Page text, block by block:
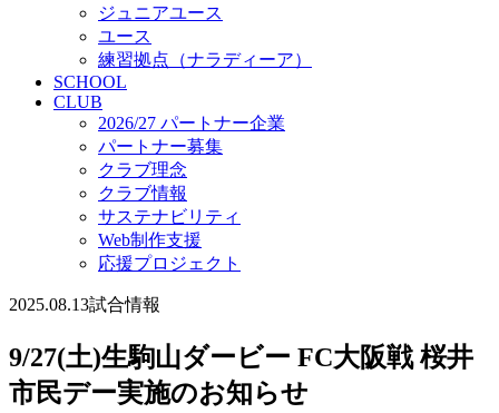
ジュニアユース
ユース
練習拠点（ナラディーア）
SCHOOL
CLUB
2026/27 パートナー企業
パートナー募集
クラブ理念
クラブ情報
サステナビリティ
Web制作支援
応援プロジェクト
2025.08.13試合情報
9/27(土)生駒山ダービー FC大阪戦 桜井
市民デー実施のお知らせ